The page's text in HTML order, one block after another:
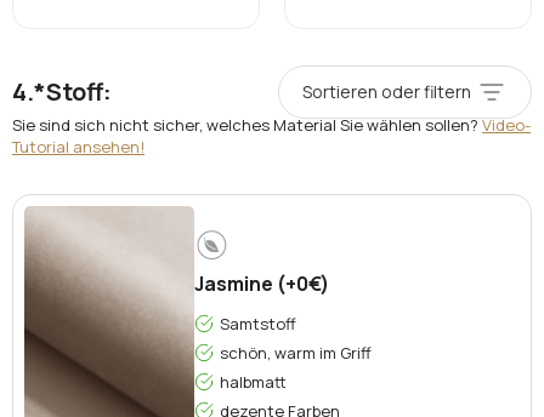
*Stoff: Sortieren oder filtern
Sie sind sich nicht sicher, welches Material Sie wählen sollen?Video-
Tutorial ansehen!
Jasmine (+0€)
Samtstoff
schön, warm im Griff
halbmatt
dezente Farben